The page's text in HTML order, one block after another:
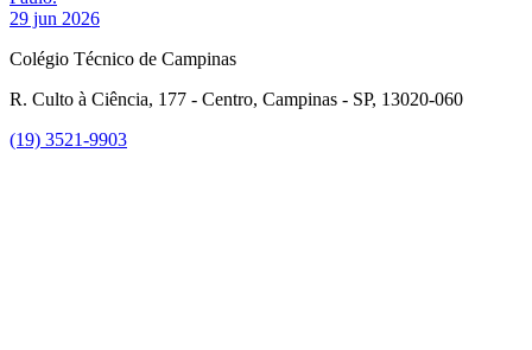
29 jun 2026
Colégio Técnico de Campinas
R. Culto à Ciência, 177 - Centro, Campinas - SP, 13020-060
(19) 3521-9903